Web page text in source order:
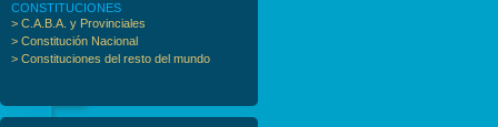
CONSTITUCIONES
> C.A.B.A. y Provinciales
> Constitución Nacional
> Constituciones del resto del mundo